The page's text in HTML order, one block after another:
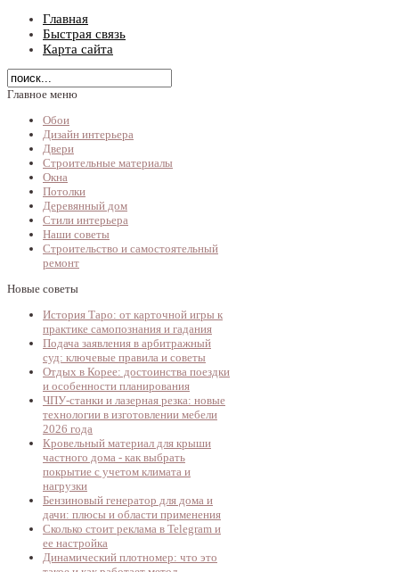
Главная
Быстрая связь
Карта сайта
Главное меню
Обои
Дизайн интерьера
Двери
Строительные материалы
Окна
Потолки
Деревянный дом
Стили интерьера
Наши советы
Строительство и самостоятельный
ремонт
Новые советы
История Таро: от карточной игры к
практике самопознания и гадания
Подача заявления в арбитражный
суд: ключевые правила и советы
Отдых в Корее: достоинства поездки
и особенности планирования
ЧПУ-станки и лазерная резка: новые
технологии в изготовлении мебели
2026 года
Кровельный материал для крыши
частного дома - как выбрать
покрытие с учетом климата и
нагрузки
Бензиновый генератор для дома и
дачи: плюсы и области применения
Сколько стоит реклама в Telegram и
ее настройка
Динамический плотномер: что это